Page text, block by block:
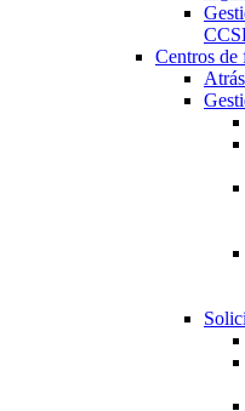
Centros de
Atrás